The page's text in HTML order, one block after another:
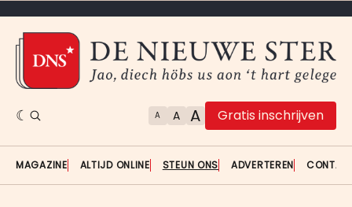
A A A Gratis inschrijven
MAGAZINE ALTIJD ONLINE STEUN ONS ADVERTEREN